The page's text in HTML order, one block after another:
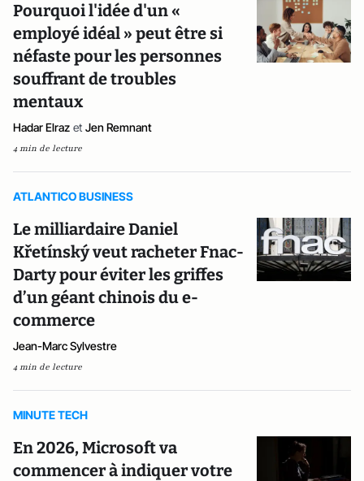
Pourquoi l'idée d'un «
employé idéal » peut être si
néfaste pour les personnes
souffrant de troubles
mentaux
Hadar Elraz et Jen Remnant
4 min de lecture
ATLANTICO BUSINESS
Le milliardaire Daniel
Křetínský veut racheter Fnac-
Darty pour éviter les griffes
d’un géant chinois du e-
commerce
Jean-Marc Sylvestre
4 min de lecture
MINUTE TECH
En 2026, Microsoft va
commencer à indiquer votre